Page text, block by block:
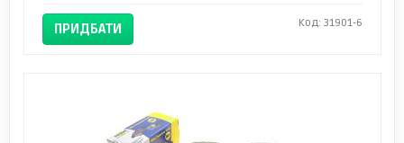
ПРИДБАТИ Код: 31901-6